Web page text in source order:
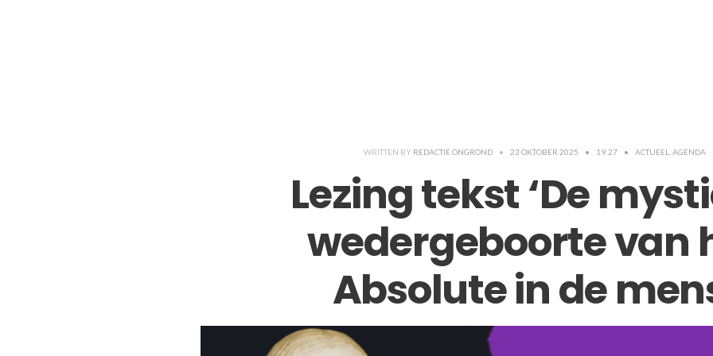
WRITTEN BY REDACTIE ONGROND • 23 OKTOBER 2025 • 19:27 • ACTUEEL AGENDA
Lezing tekst ‘De
wedergeboorte van
Absolute in de